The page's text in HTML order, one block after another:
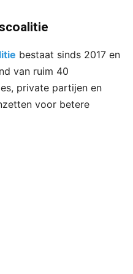
bestaat sinds 2017 en
van ruim 40
private partijen en
voor betere